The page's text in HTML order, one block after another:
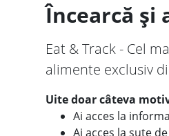
Încearcă și
Eat & Track - Cel
alimente exclusiv
Uite doar câteva
Ai acces la
Ai acces la sute